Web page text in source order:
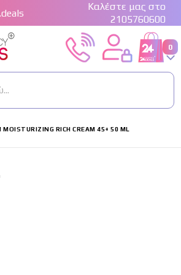
Καλέστε μας στο
2105760600
Cart
0
MOISTURIZING RICH CREAM 45+ 50 ML